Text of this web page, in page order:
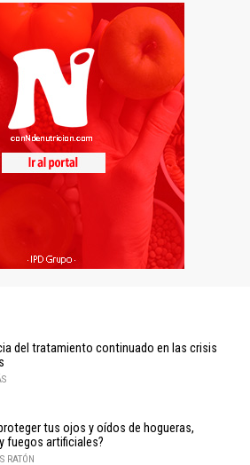
del tratamiento continuado en las crisis
tus ojos y oídos de hogueras,
fuegos artificiales?
RATÓN